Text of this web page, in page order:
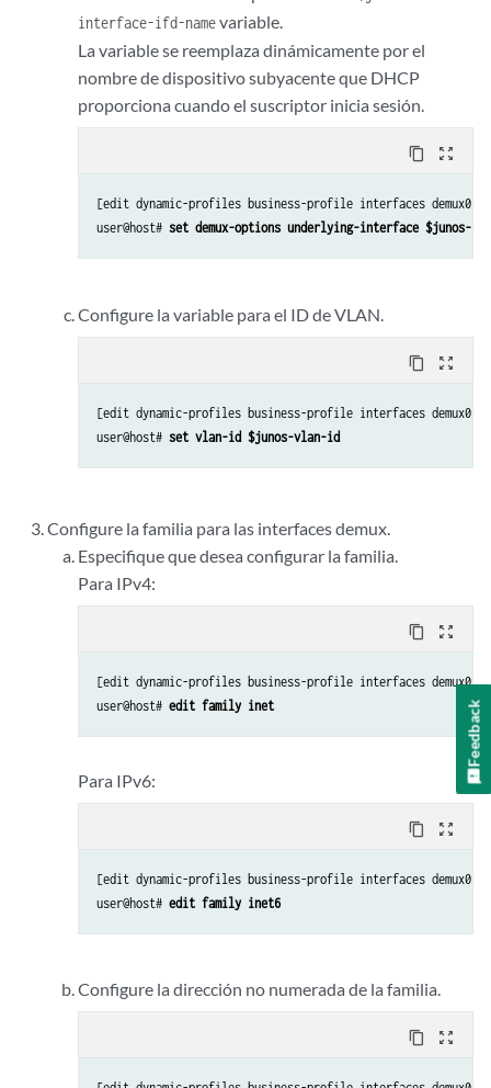
interface-ifd-namevariable.
La variable se reemplaza dinámicamente por el
nombre de dispositivo subyacente que DHCP
proporciona cuando el suscriptor inicia sesión.
content_copy zoom_out_map
[edit dynamic-profiles business-profile interfaces demux0
user@host# set demux-options underlying-interface $junos-
Configure la variable para el ID de VLAN.
content_copy zoom_out_map
[edit dynamic-profiles business-profile interfaces demux0
user@host# set vlan-id $junos-vlan-id
Configure la familia para las interfaces demux.
Especifique que desea configurar la familia.
Para IPv4:
content_copy zoom_out_map
[edit dynamic-profiles business-profile interfaces demux0
user@host# edit family inet
Para IPv6:
content_copy zoom_out_map
[edit dynamic-profiles business-profile interfaces demux0
user@host# edit family inet6
Configure la dirección no numerada de la familia.
content_copy zoom_out_map
Feedback